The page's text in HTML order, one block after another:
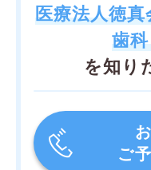
医療法人徳
歯
を知り
ご